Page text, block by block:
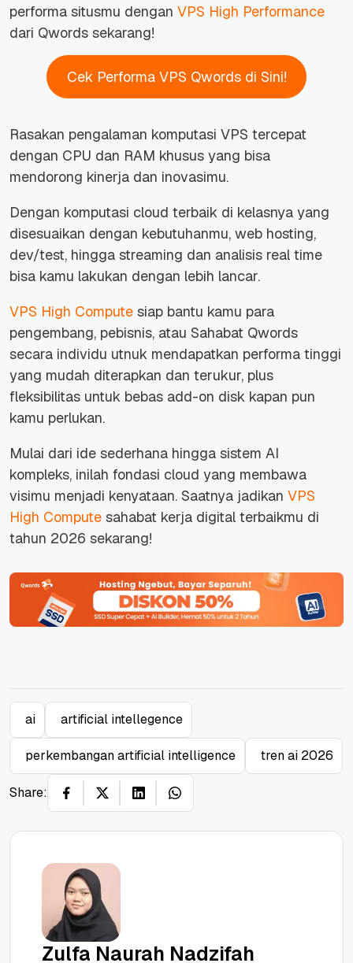
performa situsmu dengan VPS High Performance
dari Qwords sekarang!
Cek Performa VPS Qwords di Sini!
Rasakan pengalaman komputasi VPS tercepat
dengan CPU dan RAM khusus yang bisa
mendorong kinerja dan inovasimu.
Dengan komputasi cloud terbaik di kelasnya yang
disesuaikan dengan kebutuhanmu, web hosting,
dev/test, hingga streaming dan analisis real time
bisa kamu lakukan dengan lebih lancar.
VPS High Compute siap bantu kamu para
pengembang, pebisnis, atau Sahabat Qwords
secara individu utnuk mendapatkan performa tinggi
yang mudah diterapkan dan terukur, plus
fleksibilitas untuk bebas add-on disk kapan pun
kamu perlukan.
Mulai dari ide sederhana hingga sistem AI
kompleks, inilah fondasi cloud yang membawa
visimu menjadi kenyataan. Saatnya jadikan VPS
High Compute sahabat kerja digital terbaikmu di
tahun 2026 sekarang!
ai artificial intellegence
perkembangan artificial intelligence tren ai 2026
Share:
Zulfa Naurah Nadzifah